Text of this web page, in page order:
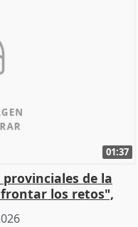
01:37
de la
los retos",